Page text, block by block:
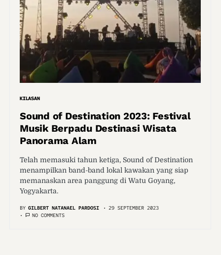
KILASAN
Sound of Destination 2023: Festival
Musik Berpadu Destinasi Wisata
Panorama Alam
Telah memasuki tahun ketiga, Sound of Destination
menampilkan band-band lokal kawakan yang siap
memanaskan area panggung di Watu Goyang,
Yogyakarta.
BY GILBERT NATANAEL PARDOSI
29 SEPTEMBER 2023
NO COMMENTS